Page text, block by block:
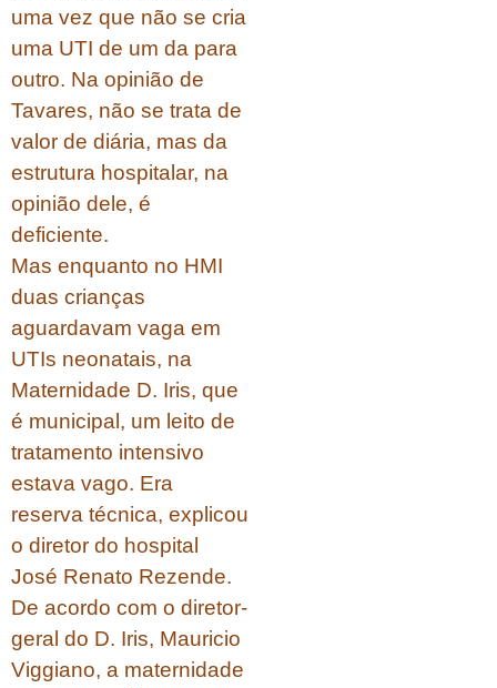
uma vez que não se cria
uma UTI de um da para
outro. Na opinião de
Tavares, não se trata de
valor de diária, mas da
estrutura hospitalar, na
opinião dele, é
deficiente.
Mas enquanto no HMI
duas crianças
aguardavam vaga em
UTIs neonatais, na
Maternidade D. Iris, que
é municipal, um leito de
tratamento intensivo
estava vago. Era
reserva técnica, explicou
o diretor do hospital
José Renato Rezende.
De acordo com o diretor-
geral do D. Iris, Mauricio
Viggiano, a maternidade